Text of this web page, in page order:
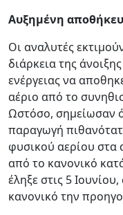
Αυξημένη
Οι αναλυτές
διάρκεια της
ενέργειας να
αέριο από το
Ωστόσο, σημείωσαν
παραγωγή
φυσικού αερίου
από το κανονικό
έληξε στις 5
κανονικό την